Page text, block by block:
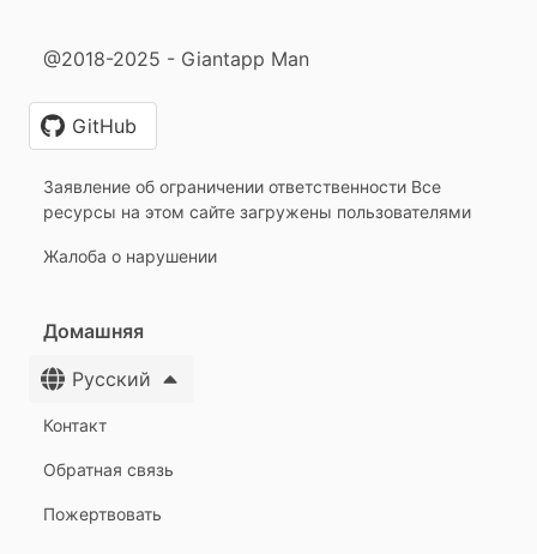
@2018-2025 - Giantapp Man
GitHub
Заявление об ограничении ответственности Все
ресурсы на этом сайте загружены пользователями
Жалоба о нарушении
Домашняя
Русский
Контакт
Обратная связь
Пожертвовать